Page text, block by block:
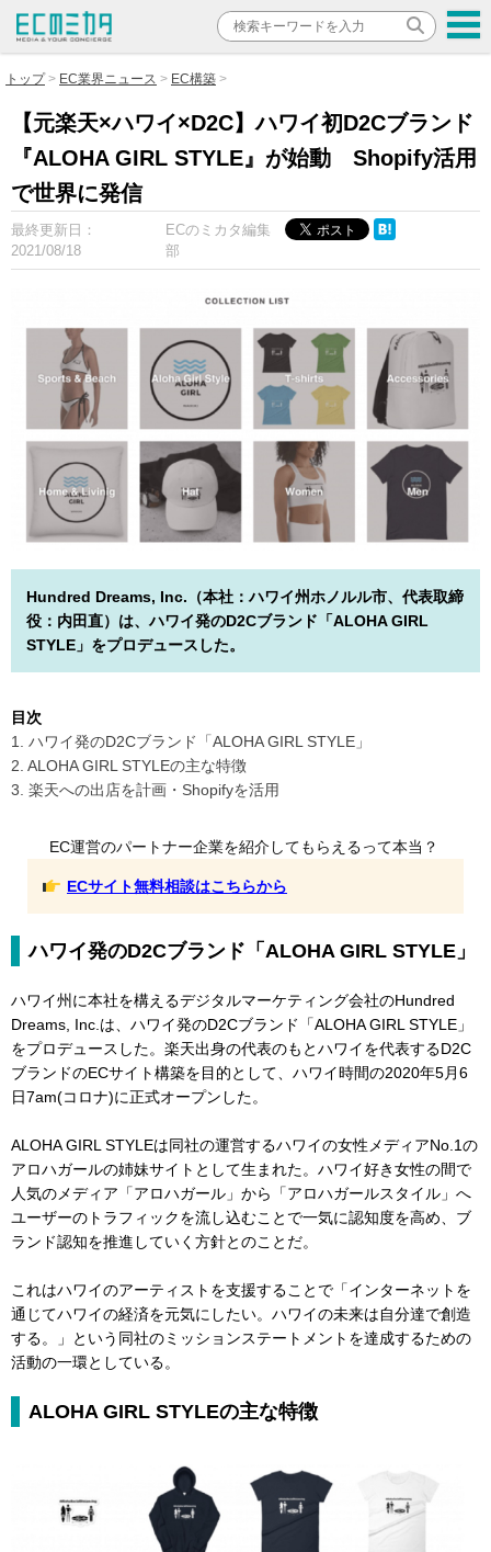
トップ EC業界ニュース EC構築
【元楽天×ハワイ×D2C】ハワイ初D2Cブランド
『ALOHA GIRL STYLE』が始動 Shopify活用
で世界に発信
最終更新日：
2021/08/18
ECのミカタ編集
部
Hundred Dreams, Inc.（本社：ハワイ州ホノルル市、代表取締
役：内田直）は、ハワイ発のD2Cブランド「ALOHA GIRL
STYLE」をプロデュースした。
目次
1. ハワイ発のD2Cブランド「ALOHA GIRL STYLE」
2. ALOHA GIRL STYLEの主な特徴
3. 楽天への出店を計画・Shopifyを活用
EC運営のパートナー企業を紹介してもらえるって本当？
ECサイト無料相談はこちらから
ハワイ発のD2Cブランド「ALOHA GIRL STYLE」
ハワイ州に本社を構えるデジタルマーケティング会社のHundred
Dreams, Inc.は、ハワイ発のD2Cブランド「ALOHA GIRL STYLE」
をプロデュースした。楽天出身の代表のもとハワイを代表するD2C
ブランドのECサイト構築を目的として、ハワイ時間の2020年5月6
日7am(コロナ)に正式オープンした。
ALOHA GIRL STYLEは同社の運営するハワイの女性メディアNo.1の
アロハガールの姉妹サイトとして生まれた。ハワイ好き女性の間で
人気のメディア「アロハガール」から「アロハガールスタイル」へ
ユーザーのトラフィックを流し込むことで一気に認知度を高め、ブ
ランド認知を推進していく方針とのことだ。
これはハワイのアーティストを支援することで「インターネットを
通じてハワイの経済を元気にしたい。ハワイの未来は自分達で創造
する。」という同社のミッションステートメントを達成するための
活動の一環としている。
ALOHA GIRL STYLEの主な特徴